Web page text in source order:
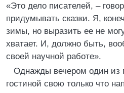
«Это дело писателей, –
придумывать сказки. Я,
зимы, но выразить ее не
хватает. И, должно быть,
своей научной работе».
Однажды вечером один из
гостиной свою только что